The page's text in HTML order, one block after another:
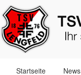
überspringen
Startseite News